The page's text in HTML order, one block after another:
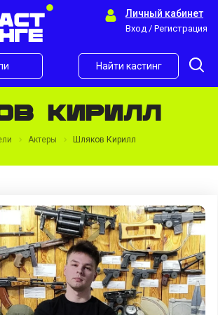
Личный кабинет
Вход / Регистрация
Найти кастинг
Кирилл
Актеры Шляков Кирилл